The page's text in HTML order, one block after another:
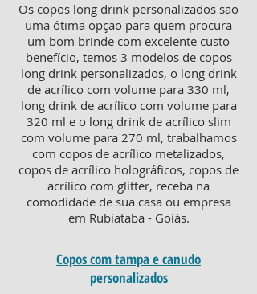
Os copos long drink personalizados são
uma ótima opção para quem procura
um bom brinde com excelente custo
benefício, temos 3 modelos de copos
long drink personalizados, o long drink
de acrílico com volume para 330 ml,
long drink de acrílico com volume para
320 ml e o long drink de acrílico slim
com volume para 270 ml, trabalhamos
com copos de acrílico metalizados,
copos de acrílico holográficos, copos de
acrílico com glitter, receba na
comodidade de sua casa ou empresa
em Rubiataba - Goiás.
Copos com tampa e canudo
personalizados